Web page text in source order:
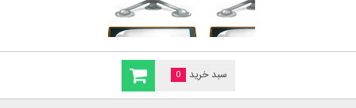
سبد خرید 0